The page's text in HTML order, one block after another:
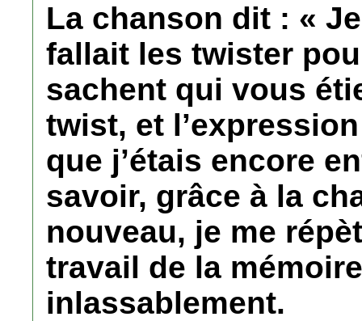
La chanson dit : «
fallait les twister
sachent qui vous
twist, et
que j’étais encore
savoir, grâce à la
nouveau, je me
travail de la
inlassablement.